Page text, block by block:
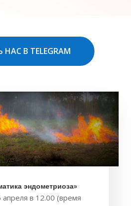
В TELEGRAM
эндометриоза»
апреля в 12.00 (время